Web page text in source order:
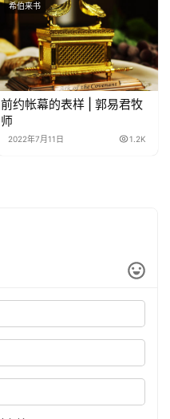
希伯来书
前约帐幕的表样 | 郭易君牧
师
2022年7月11日 1.2K